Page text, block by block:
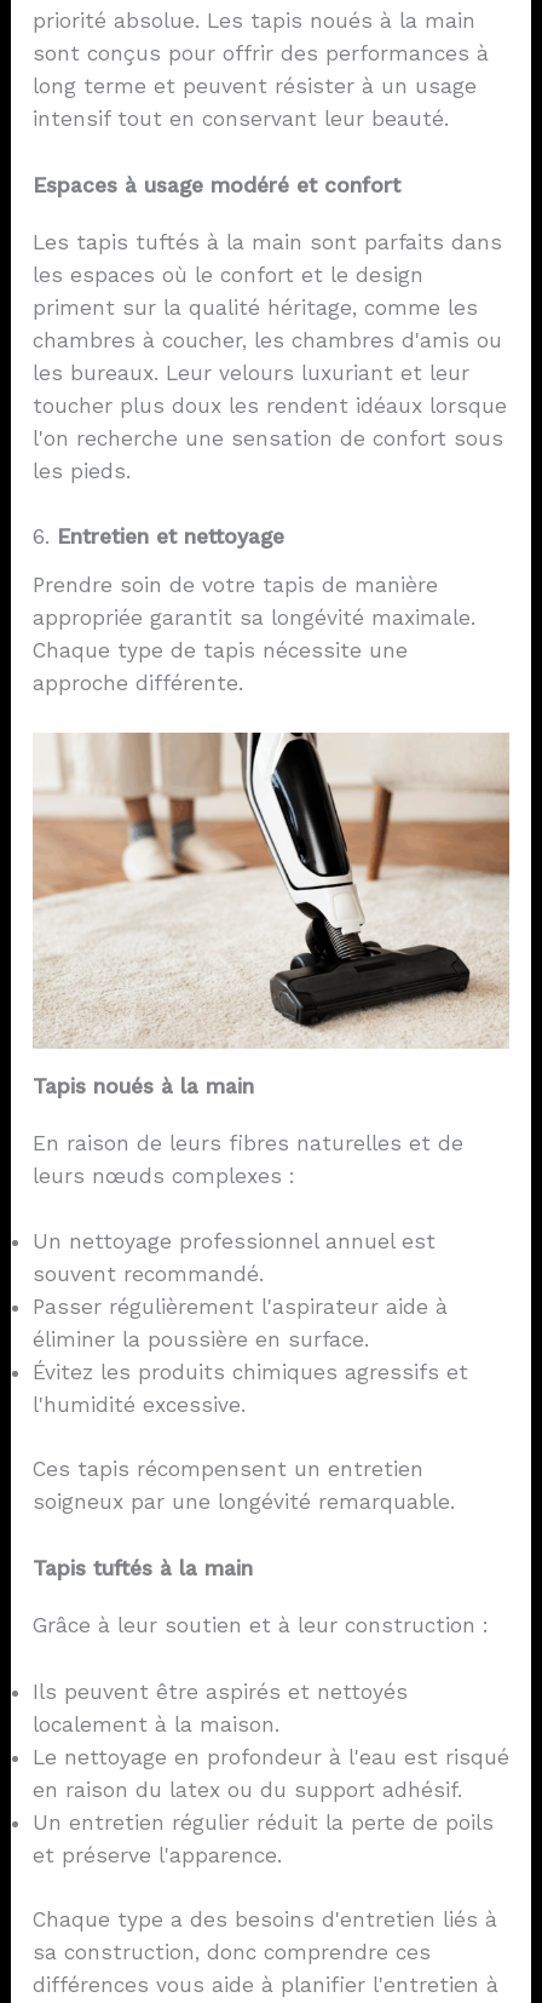
priorité absolue. Les tapis noués à la main
sont conçus pour offrir des performances à
long terme et peuvent résister à un usage
intensif tout en conservant leur beauté.
Espaces à usage modéré et confort
Les tapis tuftés à la main sont parfaits dans
les espaces où le confort et le design
priment sur la qualité héritage, comme les
chambres à coucher, les chambres d'amis ou
les bureaux. Leur velours luxuriant et leur
toucher plus doux les rendent idéaux lorsque
l'on recherche une sensation de confort sous
les pieds.
6. Entretien et nettoyage
Prendre soin de votre tapis de manière
appropriée garantit sa longévité maximale.
Chaque type de tapis nécessite une
approche différente.
Tapis noués à la main
En raison de leurs fibres naturelles et de
leurs nœuds complexes :
Un nettoyage professionnel annuel est
souvent recommandé.
Passer régulièrement l'aspirateur aide à
éliminer la poussière en surface.
Évitez les produits chimiques agressifs et
l'humidité excessive.
Ces tapis récompensent un entretien
soigneux par une longévité remarquable.
Tapis tuftés à la main
Grâce à leur soutien et à leur construction :
Ils peuvent être aspirés et nettoyés
localement à la maison.
Le nettoyage en profondeur à l'eau est risqué
en raison du latex ou du support adhésif.
Un entretien régulier réduit la perte de poils
et préserve l'apparence.
Chaque type a des besoins d'entretien liés à
sa construction, donc comprendre ces
différences vous aide à planifier l'entretien à